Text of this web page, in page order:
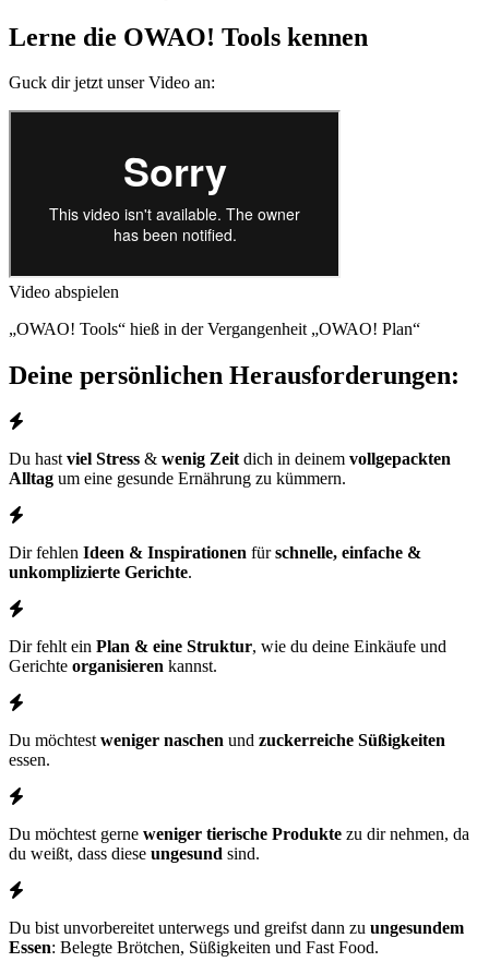
Lerne die OWAO! Tools kennen
Guck dir jetzt unser Video an:
Video abspielen
„OWAO! Tools“ hieß in der Vergangenheit „OWAO! Plan“
Deine persönlichen Herausforderungen:
Du hast viel Stress & wenig Zeit dich in deinem vollgepackten
Alltag um eine gesunde Ernährung zu kümmern.
Dir fehlen Ideen & Inspirationen fürschnelle, einfache &
unkomplizierte Gerichte.
Dir fehlt ein Plan & eine Struktur, wie du deine Einkäufe und
Gerichte organisieren kannst.
Du möchtest weniger naschen und zuckerreiche Süßigkeiten
essen.
Du möchtest gerne weniger tierische Produkte zu dir nehmen, da
du weißt, dass diese ungesund sind.
Du bist unvorbereitet unterwegs und greifst dann zu ungesundem
Essen: Belegte Brötchen, Süßigkeiten und Fast Food.